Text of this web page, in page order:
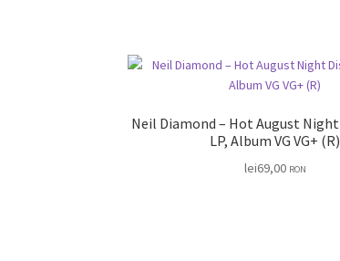
Neil Diamond – Hot August Night Disc vinil 2 x
LP, Album VG VG+ (R)
lei69,00 RON